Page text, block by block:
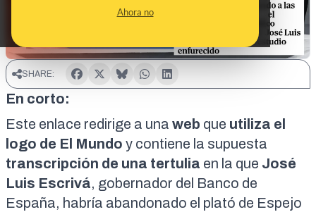
Ahora no
SHARE:
En corto:
Este enlace redirige a una web que utiliza el
logo de El Mundo y contiene la supuesta
transcripción de una tertulia en la que José
Luis Escrivá, gobernador del Banco de
España, habría abandonado el plató de Espejo